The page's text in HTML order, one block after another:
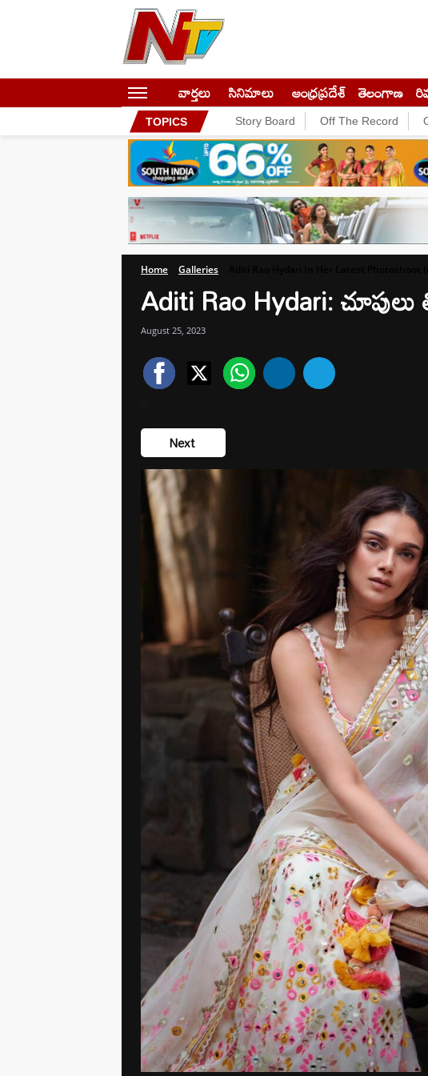
వార్తలు సినిమాలు ఆంధ్రప్రదేశ్ తెలంగాణ
TOPICS Story Board Off The Record
Home Galleries
Aditi Rao Hydari:
August 25, 2023
Next